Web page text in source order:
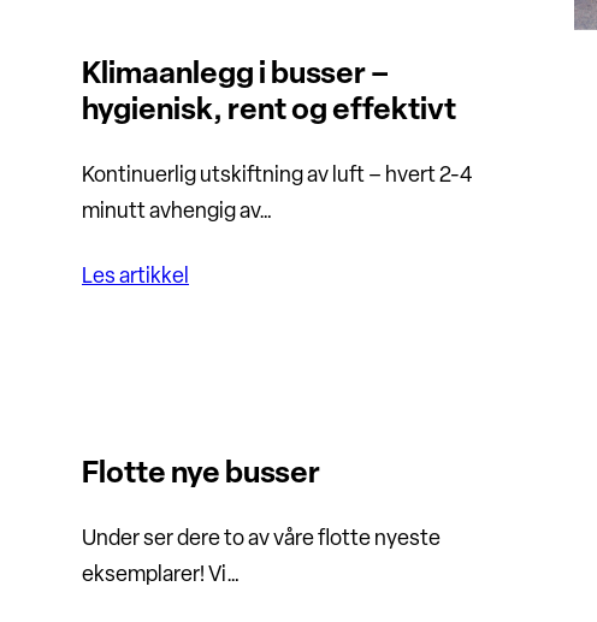
Klimaanlegg i busser –
hygienisk, rent og effektivt
Kontinuerlig utskiftning av luft – hvert 2-4
minutt avhengig av…
Les artikkel
Flotte nye busser
Under ser dere to av våre flotte nyeste
eksemplarer! Vi…